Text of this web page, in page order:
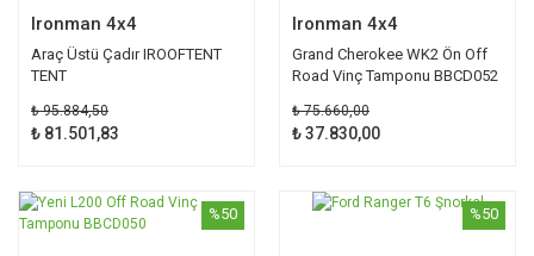
Ironman 4x4
Araç Üstü Çadır IROOFTENT
TENT
₺ 95.884,50
₺ 81.501,83
Ironman 4x4
Grand Cherokee WK2 Ön Off
Road Vinç Tamponu BBCD052
₺ 75.660,00
₺ 37.830,00
%50 %50